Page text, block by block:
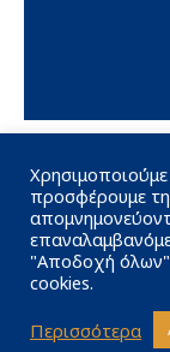
προσφέρουμε
"Αποδοχή
cookies.
Περισσότερα